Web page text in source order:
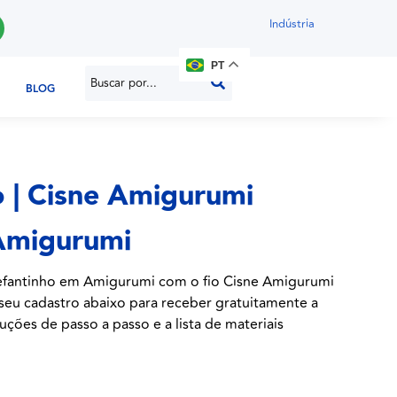
Indústria
BLOG
PT
Cisne Amigurumi
em Amigurumi com o fio Cisne Amigurumi
cadastro abaixo para receber gratuitamente a
de passo a passo e a lista de materiais